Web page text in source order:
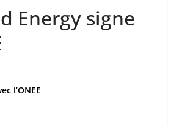
Energy signe
l’ONEE